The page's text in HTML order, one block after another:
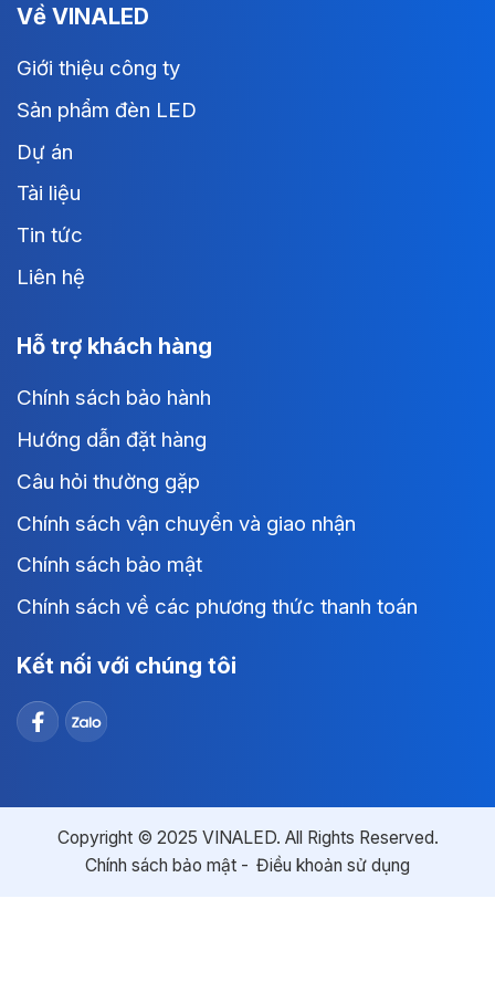
Về VINALED
Giới thiệu công ty
Sản phẩm đèn LED
Dự án
Tài liệu
Tin tức
Liên hệ
Hỗ trợ khách hàng
Chính sách bảo hành
Hướng dẫn đặt hàng
Câu hỏi thường gặp
Chính sách vận chuyển và giao nhận
Chính sách bảo mật
Chính sách về các phương thức thanh toán
Kết nối với chúng tôi
Copyright © 2025 VINALED. All Rights Reserved.
Chính sách bảo mật
Điều khoản sử dụng